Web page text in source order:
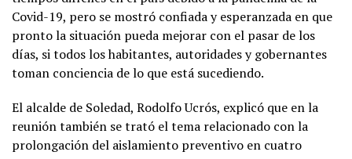
Covid-19, pero se mostró confiada y esperanzada en que
pronto la situación pueda mejorar con el pasar de los
días, si todos los habitantes, autoridades y gobernantes
toman conciencia de lo que está sucediendo.
El alcalde de Soledad, Rodolfo Ucrós, explicó que en la
reunión también se trató el tema relacionado con la
prolongación del aislamiento preventivo en cuatro